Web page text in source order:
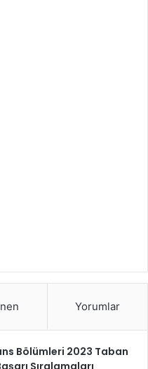
Yorumlar
Bölümleri 2023 Taban